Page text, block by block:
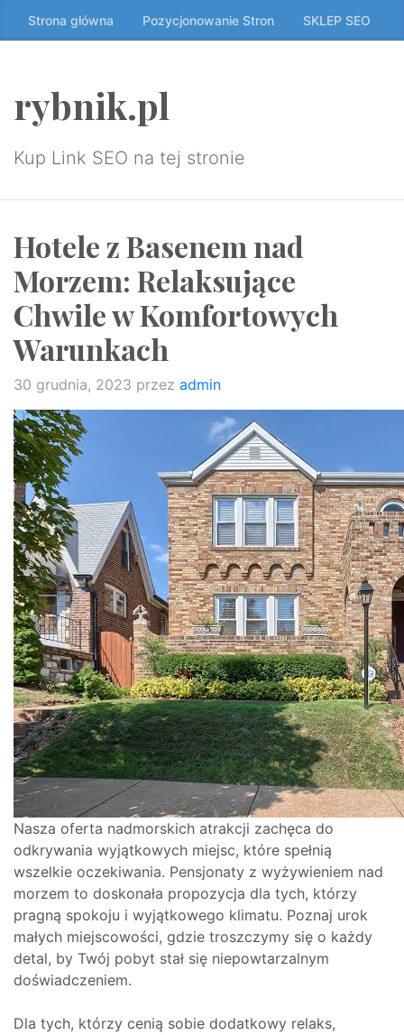
Przeskocz
do
Strona główna Pozycjonowanie Stron SKLEP SEO
rybnik.pl
Kup Link SEO na tej stronie
Hotele z Basenem nad
Morzem: Relaksujące
Chwile w Komfortowych
Warunkach
30 grudnia, 2023 przez admin
Nasza oferta nadmorskich atrakcji zachęca do
odkrywania wyjątkowych miejsc, które spełnią
wszelkie oczekiwania. Pensjonaty z wyżywieniem nad
morzem to doskonała propozycja dla tych, którzy
pragną spokoju i wyjątkowego klimatu. Poznaj urok
małych miejscowości, gdzie troszczymy się o każdy
detal, by Twój pobyt stał się niepowtarzalnym
doświadczeniem.
Dla tych, którzy cenią sobie dodatkowy relaks,